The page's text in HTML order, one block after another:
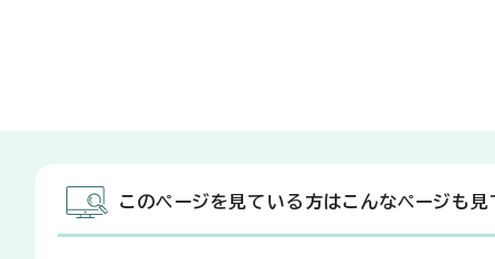
このページを見ている方はこんなページも見